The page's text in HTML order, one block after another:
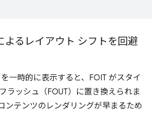
よるレイアウト シフトを回避
一時的に表示すると、FOIT がスタイ
ラッシュ（FOUT）に置き換えられま
ンテンツのレンダリングが早まるため